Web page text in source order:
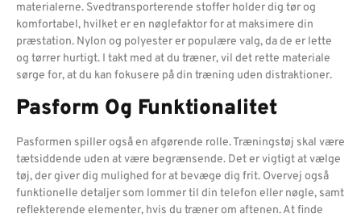
materialerne. Svedtransporterende stoffer holder dig tør og
komfortabel, hvilket er en nøglefaktor for at maksimere din
præstation. Nylon og polyester er populære valg, da de er lette
og tørrer hurtigt. I takt med at du træner, vil det rette materiale
sørge for, at du kan fokusere på din træning uden distraktioner.
Pasform Og Funktionalitet
Pasformen spiller også en afgørende rolle. Træningstøj skal være
tætsiddende uden at være begrænsende. Det er vigtigt at vælge
tøj, der giver dig mulighed for at bevæge dig frit. Overvej også
funktionelle detaljer som lommer til din telefon eller nøgle, samt
reflekterende elementer, hvis du træner om aftenen. At finde